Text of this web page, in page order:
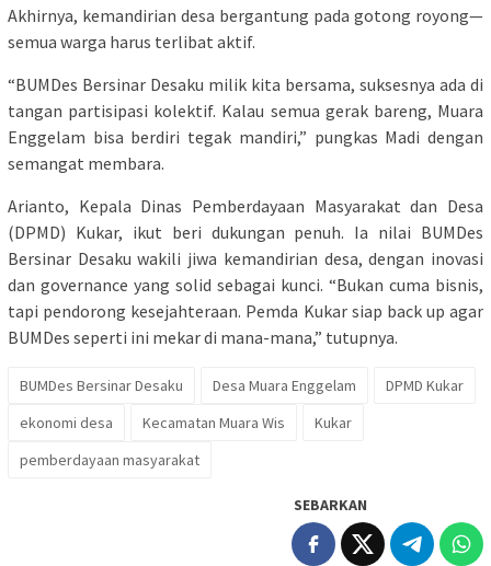
Akhirnya, kemandirian desa bergantung pada gotong royong—
semua warga harus terlibat aktif.
“BUMDes Bersinar Desaku milik kita bersama, suksesnya ada di
tangan partisipasi kolektif. Kalau semua gerak bareng, Muara
Enggelam bisa berdiri tegak mandiri,” pungkas Madi dengan
semangat membara.
Arianto, Kepala Dinas Pemberdayaan Masyarakat dan Desa
(DPMD) Kukar, ikut beri dukungan penuh. Ia nilai BUMDes
Bersinar Desaku wakili jiwa kemandirian desa, dengan inovasi
dan governance yang solid sebagai kunci. “Bukan cuma bisnis,
tapi pendorong kesejahteraan. Pemda Kukar siap back up agar
BUMDes seperti ini mekar di mana-mana,” tutupnya.
BUMDes Bersinar Desaku Desa Muara Enggelam
DPMD Kukar
ekonomi desa
Kecamatan Muara Wis
Kukar
pemberdayaan masyarakat
SEBARKAN